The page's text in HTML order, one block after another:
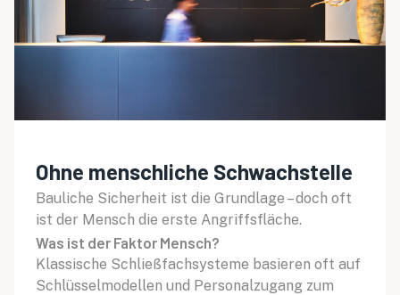
Ohne menschliche Schwachstelle
Bauliche Sicherheit ist die Grundlage – doch oft
ist der Mensch die erste Angriffsfläche.
Was ist der Faktor Mensch?
Klassische Schließfachsysteme basieren oft auf
Schlüsselmodellen und Personalzugang zum